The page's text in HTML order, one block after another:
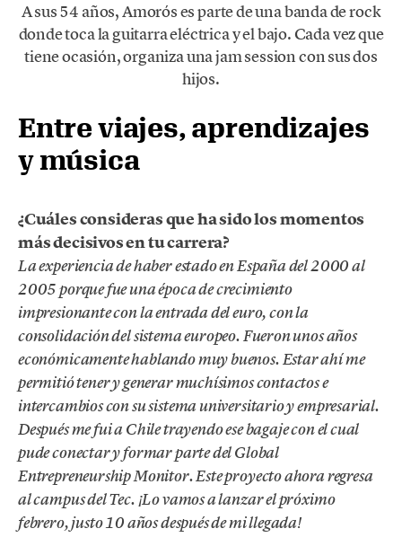
A sus 54 años, Amorós es parte de una banda de rock
donde toca la guitarra eléctrica y el bajo. Cada vez que
tiene ocasión, organiza una jam session con sus dos
hijos.
Entre viajes, aprendizajes
y música
¿Cuáles consideras que ha sido los momentos
más decisivos en tu carrera?
La experiencia de haber estado en España del 2000 al
2005 porque fue una época de crecimiento
impresionante con la entrada del euro, con la
consolidación del sistema europeo. Fueron unos años
económicamente hablando muy buenos. Estar ahí me
permitió tener y generar muchísimos contactos e
intercambios con su sistema universitario y empresarial.
Después me fui a Chile trayendo ese bagaje con el cual
pude conectar y formar parte del Global
Entrepreneurship Monitor. Este proyecto ahora regresa
al campus del Tec. ¡Lo vamos a lanzar el próximo
febrero, justo 10 años después de mi llegada!